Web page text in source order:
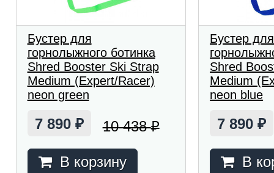
Бустер для
горнолыжного ботинка
Shred Booster Ski Strap
Medium (Expert/Racer)
neon green
7 890 ₽ 10 438₽
В корзину
Бустер для
Shred
Medium
neon blue
7 890₽
В